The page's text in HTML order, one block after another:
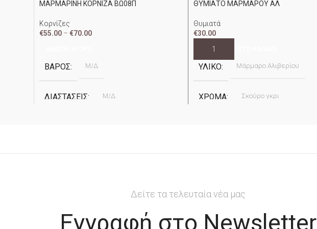
ΜΑΡΜΑΡΙΝΗ ΚΟΡΝΙΖΑ ΒΩ08Π
Κορνίζες
€55.00 – €70.00
ΒΆΡΟΣ Μ/Δ
ΔΙΑΣΤΆΣΕΙΣ Μ/Δ
ΧΡΏΜΑ Ανθρακί
ΠΆΧΟΣ
ΘΥΜΙΑΤΟ ΜΑΡΜΑΡΟΥ ΑΛ
Θυμιατά
€30.00
ΠΡΟΣΘΉΚΗ ΣΤΟ ΚΑΛΆΘΙ
ΥΛΙΚΌ Μάρμαρο Αλιβερίου
ΧΡΏΜΑ Σκούρο γκρι
Δείτε τα τελευταία νέα μας
Εγγραφή στο Newsletter